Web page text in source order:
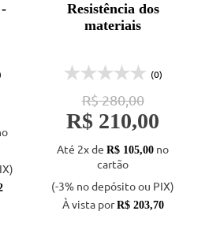
Resistência dos
materiais
(0)
R$ 280,00
R$ 210,00
Até 2x de R$ 105,00 no
cartão
(-3% no depósito ou PIX)
À vista porR$ 203,70